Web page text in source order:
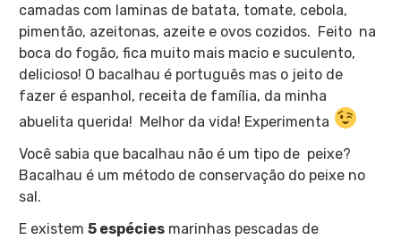
camadas com laminas de batata, tomate, cebola,
pimentão, azeitonas, azeite e ovos cozidos. Feito na
boca do fogão, fica muito mais macio e suculento,
delicioso! O bacalhau é português mas o jeito de
fazer é espanhol, receita de família, da minha
abuelita querida! Melhor da vida! Experimenta
Você sabia que bacalhau não é um tipo de peixe?
Bacalhau é um método de conservação do peixe no
sal.
E existem 5 espéciesmarinhas pescadas de